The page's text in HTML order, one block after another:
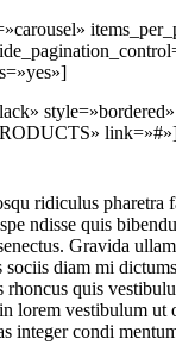
ridiculus pharetra
ndisse quis
Gravida
sociis diam mi
rhoncus quis
lorem vestibulum ut
integer condi